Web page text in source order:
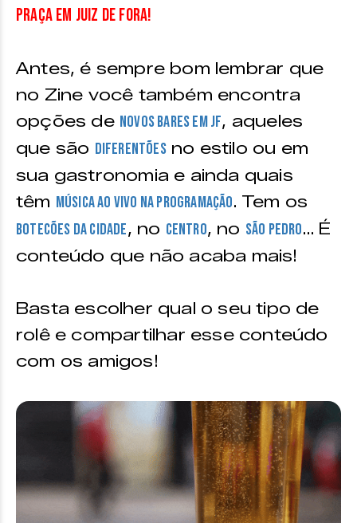
Praça em Juiz de Fora!
Antes, é sempre bom lembrar que
no Zine você também encontra
opções de novos bares em JF, aqueles
que são diferentõesno estilo ou em
sua gastronomia e ainda quais
têm música ao vivo na programação. Tem os
botecões da cidade, no Centro, no São Pedro… É
conteúdo que não acaba mais!
Basta escolher qual o seu tipo de
rolê e compartilhar esse conteúdo
com os amigos!